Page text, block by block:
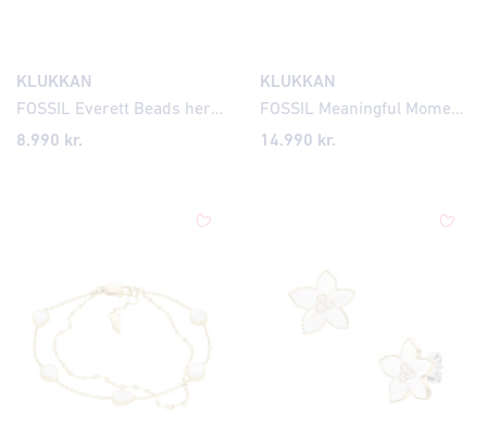
KLUKKAN
FOSSIL Everett Beads herraarmband JF04414
8.990 kr.
KLUKKAN
FOSSIL Meaningful Moments herrakross JF04401
14.990 kr.